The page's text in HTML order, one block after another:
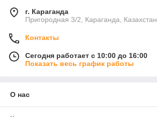
г. Караганда
Пригородная 3/2, Караганда, Казахстан
Контакты
Сегодня работает с 10:00 до 16:00
Показать весь график работы
О нас